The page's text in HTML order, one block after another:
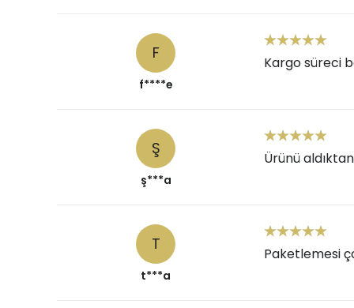
F
f****e
Kargo süreci
Ş
ş***a
Ürünü
T
t***a
Paketlemesi